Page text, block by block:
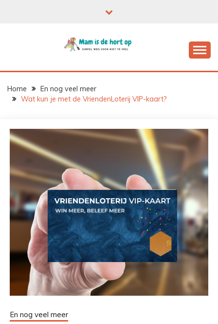
Home
En nog veel meer
Wat kun je met de VriendenLoterij VIP-kaart?
En nog veel meer